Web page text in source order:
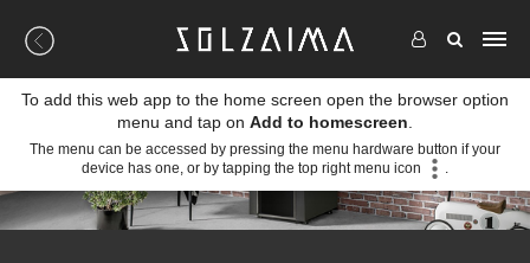
To add this web app to the home screen open the browser option
menu and tap on Add to homescreen
The menu can be accessed by pressing the menu hardware button if your
device has one, or by tapping the top right menu icon
.